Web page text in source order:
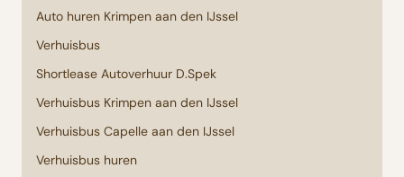
Auto huren Krimpen aan den IJssel
Verhuisbus
Shortlease Autoverhuur D.Spek
Verhuisbus Krimpen aan den IJssel
Verhuisbus Capelle aan den IJssel
Verhuisbus huren